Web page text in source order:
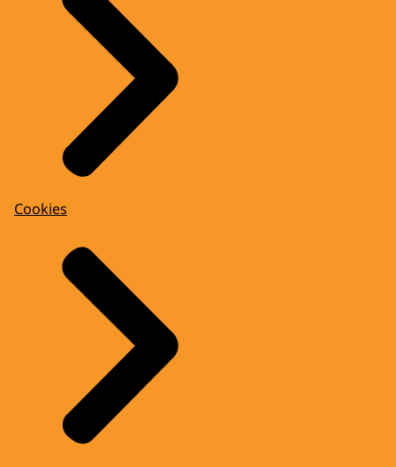
Cookies